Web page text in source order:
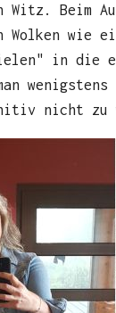
Witz. Beim
Wolken
in die
nicht zu